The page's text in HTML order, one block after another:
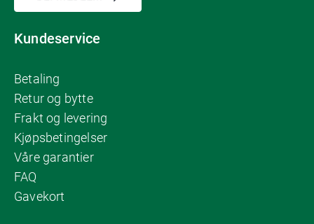
Kundeservice
Betaling
Retur og bytte
Frakt og levering
Kjøpsbetingelser
Våre garantier
FAQ
Gavekort